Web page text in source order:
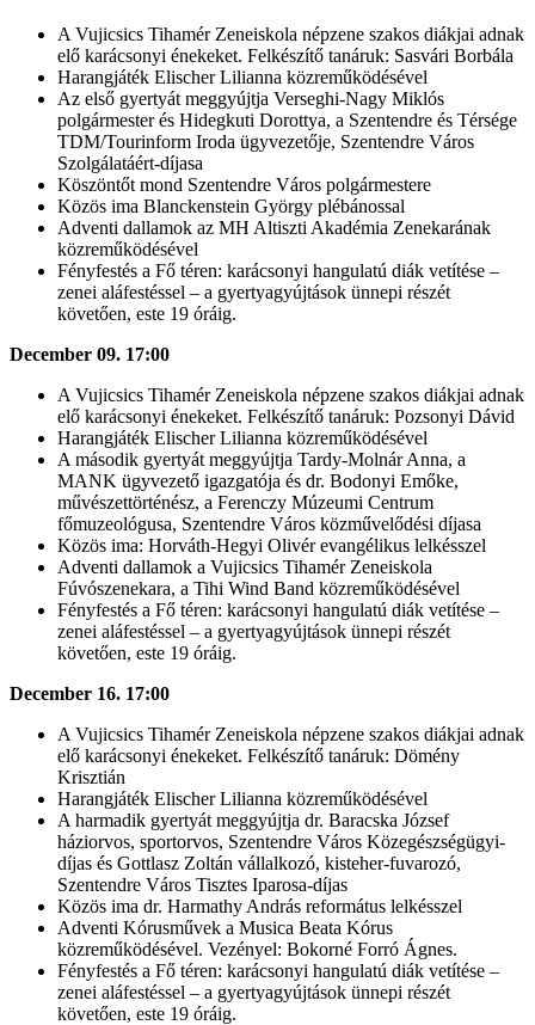
A Vujicsics Tihamér Zeneiskola népzene szakos diákjai adnak
elő karácsonyi énekeket. Felkészítő tanáruk: Sasvári Borbála
Harangjáték Elischer Lilianna közreműködésével
Az első gyertyát meggyújtja Verseghi-Nagy Miklós
polgármester és Hidegkuti Dorottya, a Szentendre és Térsége
TDM/Tourinform Iroda ügyvezetője, Szentendre Város
Szolgálatáért-díjasa
Köszöntőt mond Szentendre Város polgármestere
Közös ima Blanckenstein György plébánossal
Adventi dallamok az MH Altiszti Akadémia Zenekarának
közreműködésével
Fényfestés a Fő téren: karácsonyi hangulatú diák vetítése –
zenei aláfestéssel – a gyertyagyújtások ünnepi részét
követően, este 19 óráig.
December 09. 17:00
A Vujicsics Tihamér Zeneiskola népzene szakos diákjai adnak
elő karácsonyi énekeket. Felkészítő tanáruk: Pozsonyi Dávid
Harangjáték Elischer Lilianna közreműködésével
A második gyertyát meggyújtja Tardy-Molnár Anna, a
MANK ügyvezető igazgatója és dr. Bodonyi Emőke,
művészettörténész, a Ferenczy Múzeumi Centrum
főmuzeológusa, Szentendre Város közművelődési díjasa
Közös ima: Horváth-Hegyi Olivér evangélikus lelkésszel
Adventi dallamok a Vujicsics Tihamér Zeneiskola
Fúvószenekara, a Tihi Wind Band közreműködésével
Fényfestés a Fő téren: karácsonyi hangulatú diák vetítése –
zenei aláfestéssel – a gyertyagyújtások ünnepi részét
követően, este 19 óráig.
December 16. 17:00
A Vujicsics Tihamér Zeneiskola népzene szakos diákjai adnak
elő karácsonyi énekeket. Felkészítő tanáruk: Dömény
Krisztián
Harangjáték Elischer Lilianna közreműködésével
A harmadik gyertyát meggyújtja dr. Baracska József
háziorvos, sportorvos, Szentendre Város Közegészségügyi-
díjas és Gottlasz Zoltán vállalkozó, kisteher-fuvarozó,
Szentendre Város Tisztes Iparosa-díjas
Közös ima dr. Harmathy András református lelkésszel
Adventi Kórusművek a Musica Beata Kórus
közreműködésével. Vezényel: Bokorné Forró Ágnes.
Fényfestés a Fő téren: karácsonyi hangulatú diák vetítése –
zenei aláfestéssel – a gyertyagyújtások ünnepi részét
követően, este 19 óráig.